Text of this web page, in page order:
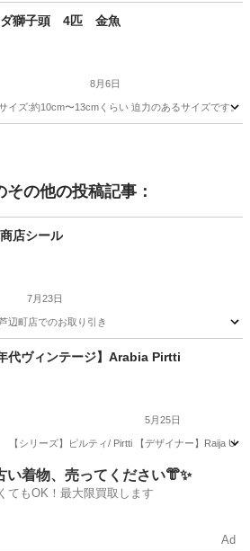
その他
獅子頭 4匹 金魚
8月6日
:約10cm〜13cmくらい 迫力のあるサイズです。 ※
その他の投稿記事：
店シール
7月23日
辺町店でのお取り引き
代ヴィンテージ】Arabia Pirtti
5月25日
【シリーズ】ピルティ/ Pirtti 【デザイナー】Raija
80年代
い着物、売ってください👘✨
てもOK！最大限買取します
Ad